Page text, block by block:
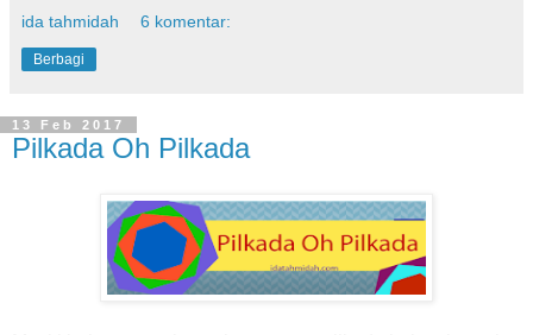
ida tahmidah 6 komentar:
Berbagi
13 Feb 2017
Pilkada Oh Pilkada